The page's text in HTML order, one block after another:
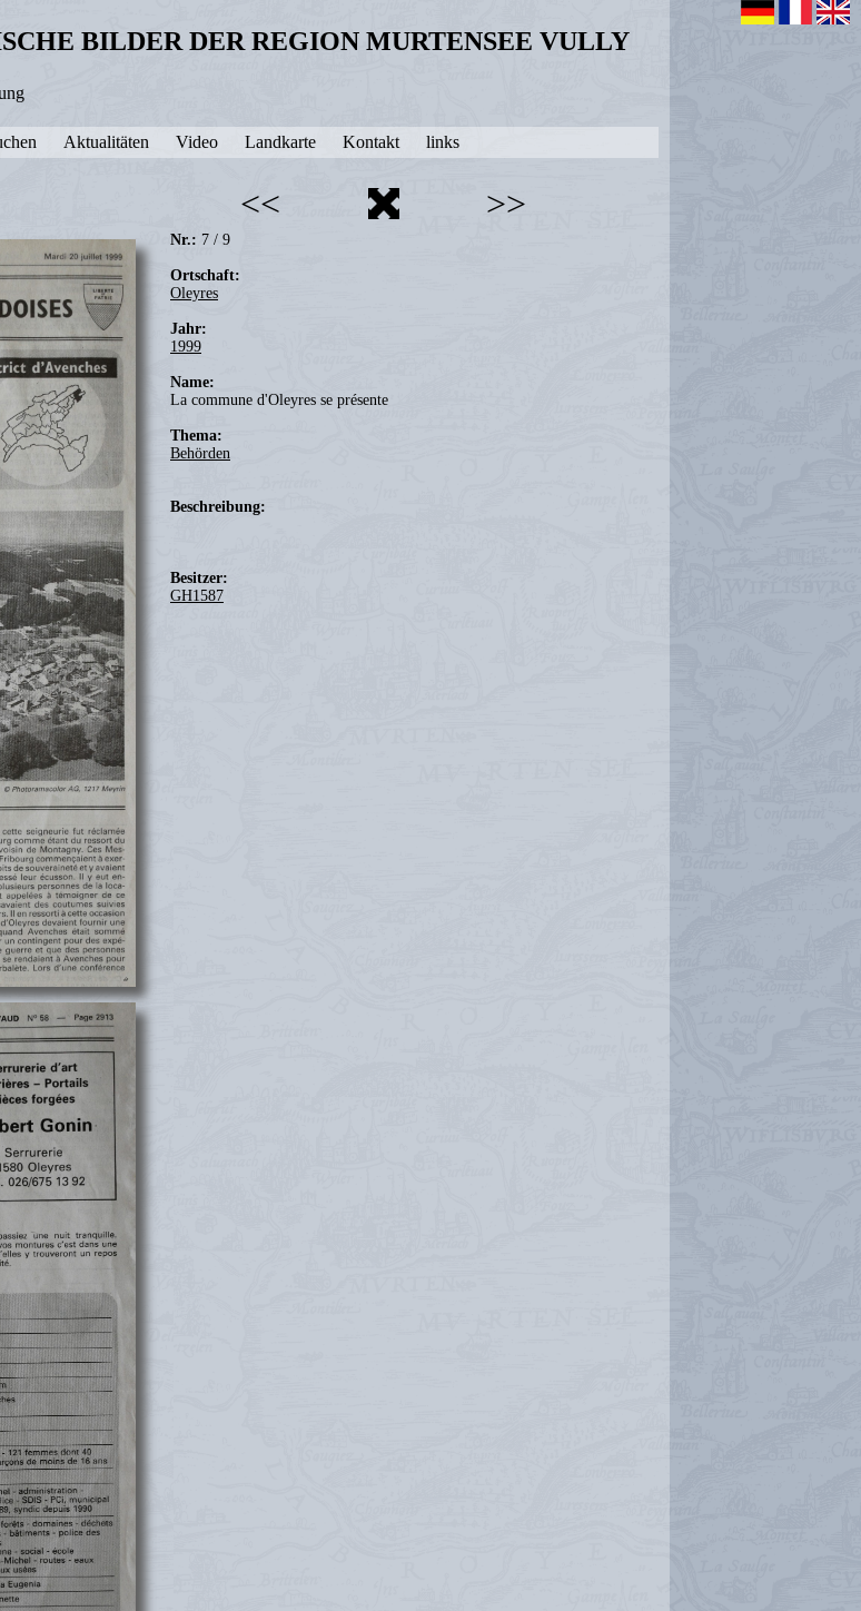
BILDER DER REGION MURTENSEE VULLY
Aktualitäten Video Landkarte Kontakt links
<< >>
Nr.: 7 / 9
Ortschaft:
Oleyres
Jahr:
1999
Name:
La commune d'Oleyres se présente
Thema:
Behörden
Beschreibung:
Besitzer:
GH1587